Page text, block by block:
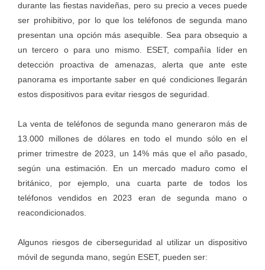
durante las fiestas navideñas, pero su precio a veces puede
ser prohibitivo, por lo que los teléfonos de segunda mano
presentan una opción más asequible. Sea para obsequio a
un tercero o para uno mismo. ESET, compañía líder en
detección proactiva de amenazas, alerta que ante este
panorama es importante saber en qué condiciones llegarán
estos dispositivos para evitar riesgos de seguridad.
La venta de teléfonos de segunda mano generaron más de
13.000 millones de dólares en todo el mundo sólo en el
primer trimestre de 2023, un 14% más que el año pasado,
según una estimación.
En un mercado maduro como el
británico, por ejemplo, una cuarta parte de todos los
teléfonos vendidos en 2023 eran de segunda manoo
reacondicionados.
Algunos riesgos de ciberseguridad al utilizar un dispositivo
móvil de segunda mano, según ESET, pueden ser: